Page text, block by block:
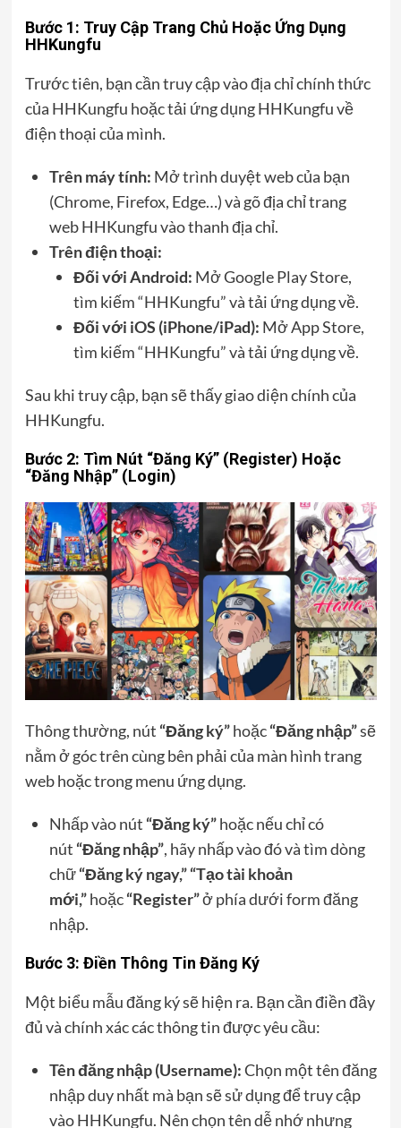
Bước 1: Truy Cập Trang Chủ Hoặc Ứng Dụng
HHKungfu
Trước tiên, bạn cần truy cập vào địa chỉ chính thức
của HHKungfu hoặc tải ứng dụng HHKungfu về
điện thoại của mình.
Trên máy tính: Mở trình duyệt web của bạn
(Chrome, Firefox, Edge…) và gõ địa chỉ trang
web HHKungfu vào thanh địa chỉ.
Trên điện thoại:
Đối với Android: Mở Google Play Store,
tìm kiếm “HHKungfu” và tải ứng dụng về.
Đối với iOS (iPhone/iPad): Mở App Store,
tìm kiếm “HHKungfu” và tải ứng dụng về.
Sau khi truy cập, bạn sẽ thấy giao diện chính của
HHKungfu.
Bước 2: Tìm Nút “Đăng Ký” (Register) Hoặc
“Đăng Nhập” (Login)
Thông thường, nút “Đăng ký”hoặc“Đăng nhập”sẽ
nằm ở góc trên cùng bên phải của màn hình trang
web hoặc trong menu ứng dụng.
Nhấp vào nút “Đăng ký”hoặc nếu chỉ có
nút “Đăng nhập”, hãy nhấp vào đó và tìm dòng
chữ“Đăng ký ngay,” “Tạo tài khoản
mới,”hoặc“Register”ở phía dưới form đăng
nhập.
Bước 3: Điền Thông Tin Đăng Ký
Một biểu mẫu đăng ký sẽ hiện ra. Bạn cần điền đầy
đủ và chính xác các thông tin được yêu cầu:
Tên đăng nhập (Username):Chọn một tên đăng
nhập duy nhất mà bạn sẽ sử dụng để truy cập
vào HHKungfu. Nên chọn tên dễ nhớ nhưng